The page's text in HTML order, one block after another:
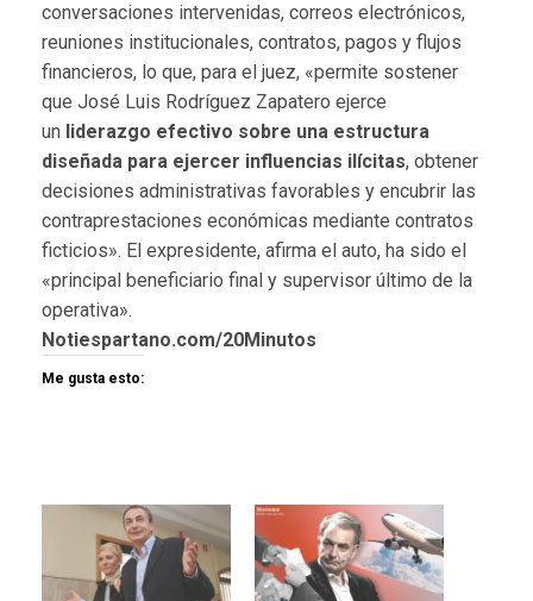
conversaciones intervenidas, correos electrónicos,
reuniones institucionales, contratos, pagos y flujos
financieros, lo que, para el juez, «permite sostener
que José Luis Rodríguez Zapatero ejerce
un liderazgo efectivo sobre una estructura
diseñada para ejercer influencias ilícitas, obtener
decisiones administrativas favorables y encubrir las
contraprestaciones económicas mediante contratos
ficticios». El expresidente, afirma el auto, ha sido el
«principal beneficiario final y supervisor último de la
operativa».
Notiespartano.com/20Minutos
Me gusta esto: